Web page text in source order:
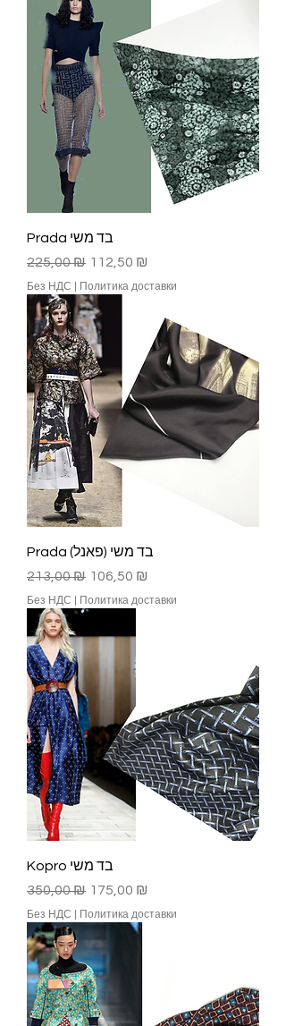
Prada בד משי
Обычная цена
225,00 ₪ Цена со скидкой
112,50 ₪
Без НДС Политика доставки
Prada בד משי (פאנל)
Обычная цена
213,00 ₪ Цена со скидкой
106,50 ₪
Без НДС Политика доставки
Kopro בד משי
Обычная цена
350,00 ₪ Цена со скидкой
175,00 ₪
Без НДС Политика доставки